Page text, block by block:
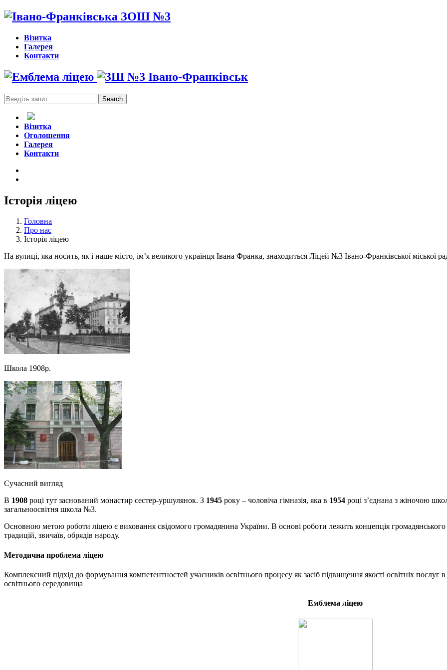
Візитка
Галерея
Контакти
Search
for:
Візитка
Оголошення
Галерея
Контакти
Історія ліцею
Головна
Про нас
Історія ліцею
На вулиці, яка носить, як і наше місто, ім’я великого українця Івана Франка, знаходиться Ліцей №3 Івано-Франківської міської
Школа 1908р.
Сучасний вигляд
В 1908 році тут заснований монастир сестер-уршулянок. З 1945 року – чоловіча гімназія, яка в 1954 році з’єднана з жіночою
загальноосвітня школа №3.
Основною метою роботи ліцею є виховання свідомого громадянина України. В основі роботи лежить концепція громадянського
традицій, звичаїв, обрядів народу.
Методична проблема ліцею
Комплексний підхід до формування компетентностей учасників освітнього процесу як засіб підвищення якості освітніх
освітнього середовища
Емблема ліцею